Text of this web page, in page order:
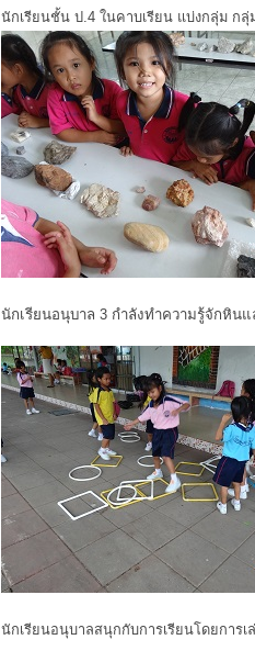
นักเรียนชั้น ป.4 ในคาบเรียน แบ่งกลุ่ม ก
นักเรียนอนุบาล 3 กำลังทำความรู้จักหิน
นักเรียนอนุบาลสนุกกับการเรียนโดยการ